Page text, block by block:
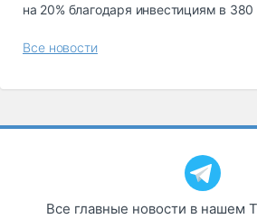
на 20% благодаря инвестициям в
Все новости
Все главные новости в нашем